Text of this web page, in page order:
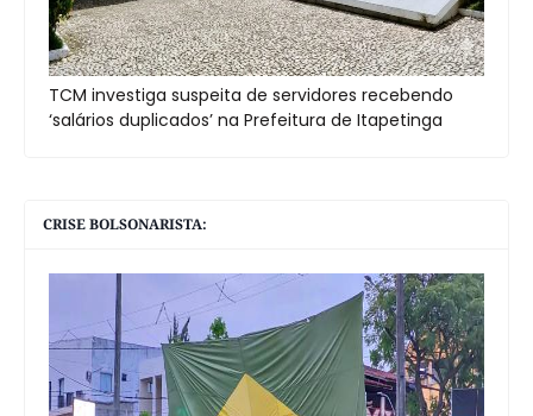
TCM investiga suspeita de servidores recebendo
‘salários duplicados’ na Prefeitura de Itapetinga
CRISE BOLSONARISTA: